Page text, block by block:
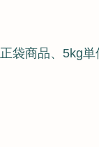
正袋商品、5kg